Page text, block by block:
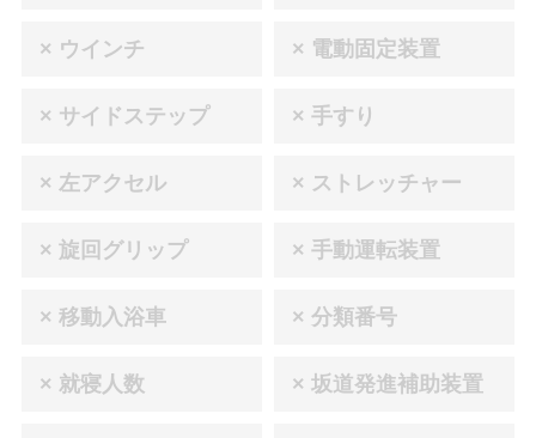
× ウインチ × 電動固定装置
× サイドステップ × 手すり
× 左アクセル × ストレッチャー
× 旋回グリップ × 手動運転装置
× 移動入浴車 × 分類番号
× 就寝人数 × 坂道発進補助装置